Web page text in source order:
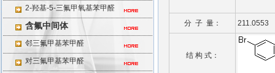
2-羟基-5-三氟甲氧基苯甲醛
含氟中间体
邻三氟甲基苯甲醛
对三氟甲基苯甲醛
分 子 量： 211.0553
结 构 式：